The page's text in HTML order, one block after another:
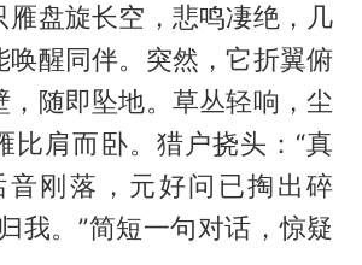
雁盘旋长空，悲鸣凄绝，几
唤醒同伴。突然，它折翼俯
，随即坠地。草丛轻响，尘
比肩而卧。猎户挠头：“真
音刚落，元好问已掏出碎
我。”简短一句对话，惊疑